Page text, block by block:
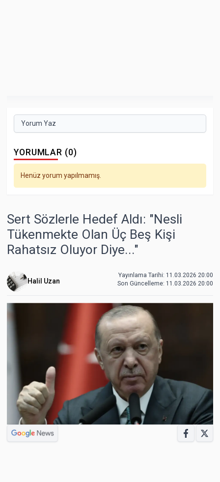
Yorum Yaz
YORUMLAR (0)
Henüz yorum yapılmamış.
Sert Sözlerle Hedef Aldı: "Nesli
Tükenmekte Olan Üç Beş Kişi
Rahatsız Oluyor Diye..."
Halil Uzan
Yayınlama Tarihi: 11.03.2026 20:00
Son Güncelleme: 11.03.2026 20:00